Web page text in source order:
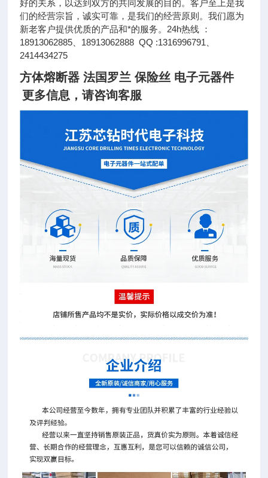
好的关系，以达到双方的共同发展的目的。客户至上是我
们的经营宗旨，诚实可靠，是我们的经营原则。我们愿为
新老客户提供优质的产品和*的服务。24h热线 ：
18913062885、18913062888 QQ :1316996791、
2414434275
方体熔断器 法国罗兰 保险丝 电子元器件
更多信息，请咨询客服